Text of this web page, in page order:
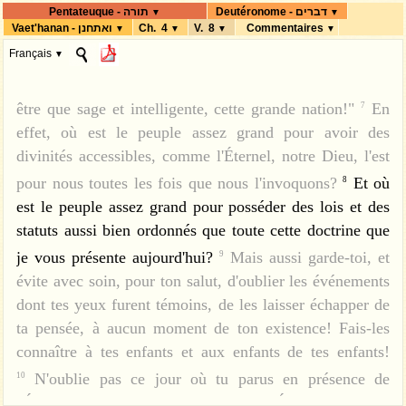
▼ ▼
▼ Ch. 4 ▼ V. 8 ▼ Commentaires ▼
Français ▼
vous allez entrer pour le posséder. 6
Observez-les et
pratiquez-les! Ce sera là votre sagesse et votre
intelligence aux yeux des peuples, car lorsqu'ils auront
être que sage et intelligente, cette grande nation!"
7
En
effet, où est le peuple assez grand pour avoir des
divinités accessibles, comme l'Éternel, notre Dieu, l'est
pour nous toutes les fois que nous l'invoquons?
8
Et où
est le peuple assez grand pour posséder des lois et des
statuts aussi bien ordonnés que toute cette doctrine que
je vous présente aujourd'hui?
9
Mais aussi garde-toi, et
évite avec soin, pour ton salut, d'oublier les événements
dont tes yeux furent témoins, de les laisser échapper de
ta pensée, à aucun moment de ton existence! Fais-les
connaître à tes enfants et aux enfants de tes enfants!
10
N'oublie pas ce jour où tu parus en présence de
l'Éternel, ton Dieu, au Horeb, lorsque l'Éternel m'eut dit:
לַעֲשׂוֹת--לְמַעַן תִּחְיוּ, וּבָאתֶם וִירִשְׁתֶּם
אֶת-הָאָרֶץ, אֲשֶׁר יְהוָה אֱלֹהֵי אֲבֹתֵיכֶם, נֹתֵן
מְצַוֶּה אֶתְכֶם, וְלֹא תִגְרְעוּ, מִמֶּנּוּ--לִשְׁמֹר,
אֶת-מִצְו‍ֹת יְהוָה אֱלֹהֵיכֶם, אֲשֶׁר אָנֹכִי,
מְצַוֶּה אֶתְכֶם.
ג
עֵינֵיכֶם, הָרֹאוֹת, אֵת
אֲשֶׁר-עָשָׂה יְהוָה, בְּבַעַל פְּעוֹר: כִּי
כָל-הָאִישׁ, אֲשֶׁר הָלַךְ אַחֲרֵי בַעַל-פְּעוֹר--
הִשְׁמִידוֹ יְהוָה אֱלֹהֶיךָ, מִקִּרְבֶּךָ.
ד
וְאַתֶּם,
הַדְּבֵקִים, בַּיהוָה, אֱלֹהֵיכֶם--חַיִּים כֻּלְּכֶם,
הַיּוֹם.
ה
רְאֵה לִמַּדְתִּי אֶתְכֶם, חֻקִּים
וּמִשְׁפָּטִים, כַּאֲשֶׁר צִוַּנִי, יְהוָה אֱלֹהָי:
לַעֲשׂוֹת כֵּן--בְּקֶרֶב הָאָרֶץ, אֲשֶׁר אַתֶּם בָּאִים
שָׁמָּה לְרִשְׁתָּהּ.
ו
וּשְׁמַרְתֶּם, וַעֲשִׂיתֶם--כִּי